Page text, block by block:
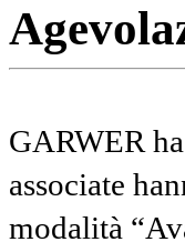
GARWER
associate
modalità